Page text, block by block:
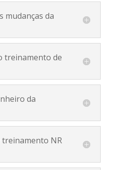
mudanças da
treinamento de
da
NR